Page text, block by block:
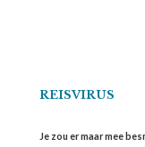
REISVIRUS
Je zou er maar mee